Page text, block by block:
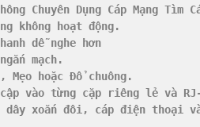
Chuyên Dụng Cáp Mạng Tìm
không hoạt động.
dễ nghe hơn
mạch.
hoặc Đổ chuông.
vào từng cặp riêng lẻ và
dây xoắn đôi, cáp điện thoại